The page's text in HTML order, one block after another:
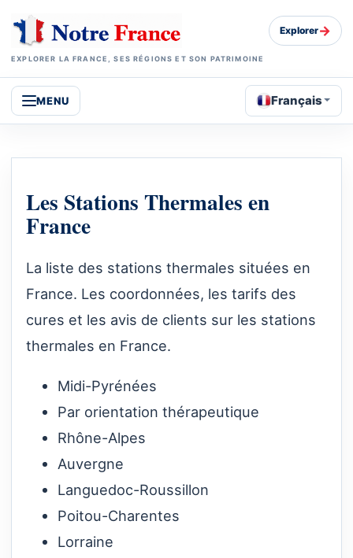
EXPLORER LA FRANCE, SES RÉGIONS ET SON PATRIMOINE
Explorer→
MENU Français
Les Stations Thermales en
France
La liste des stations thermales situées en
France. Les coordonnées, les tarifs des
cures et les avis de clients sur les stations
thermales en France.
Midi-Pyrénées
Par orientation thérapeutique
Rhône-Alpes
Auvergne
Languedoc-Roussillon
Poitou-Charentes
Lorraine